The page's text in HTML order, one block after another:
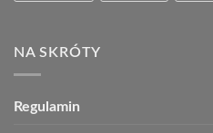
NA SKRÓTY
Regulamin